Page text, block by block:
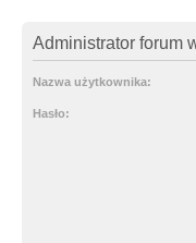
Administrator forum
Nazwa użytkownika:
Hasło: